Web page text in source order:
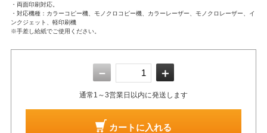
・両面印刷対応。
・対応機種：カラーコピー機、モノクロコピー機、カラーレーザー、モノクロレーザー、イ
ンクジェット、軽印刷機
※手差し給紙でご使用ください。
－ ＋
通常1～3営業日以内に発送します
カートに入れる